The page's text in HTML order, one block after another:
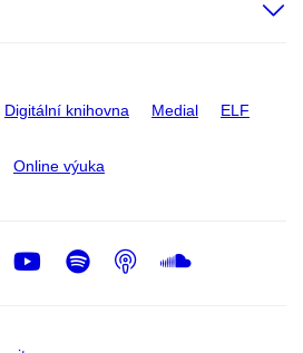
Digitální knihovna Medial ELF
Online výuka
Youtube
Spotify
Podcast